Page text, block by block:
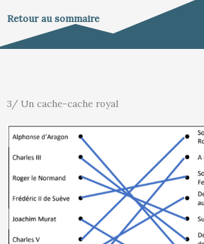
Retour au sommaire
3/ Un cache-cache royal